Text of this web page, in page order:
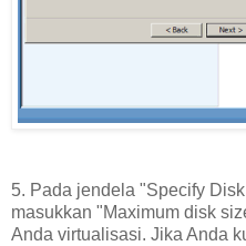
5. Pada jendela "Specify
masukkan "Maximum disk
Anda virtualisasi. Jika Anda